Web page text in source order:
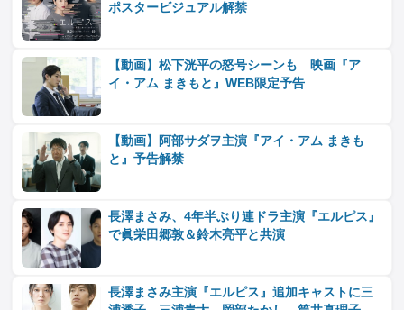
ポスタービジュアル解禁
【動画】松下洸平の怒号シーンも 映画『ア
イ・アム まきもと』WEB限定予告
【動画】阿部サダヲ主演『アイ・アム まきも
と』予告解禁
長澤まさみ、4年半ぶり連ドラ主演『エルピス』
で眞栄田郷敦＆鈴木亮平と共演
長澤まさみ主演『エルピス』追加キャストに三